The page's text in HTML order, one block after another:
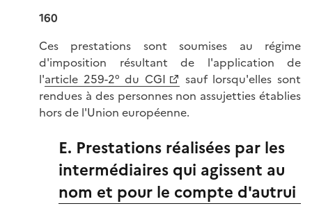
160
Ces prestations sont soumises au régime
d'imposition résultant de l'application de
l'article 259-2° du CGI
sauf lorsqu'elles sont
rendues à des personnes non assujetties établies
hors de l'Union européenne.
E. Prestations réalisées par les
intermédiaires qui agissent au
nom et pour le compte d'autrui